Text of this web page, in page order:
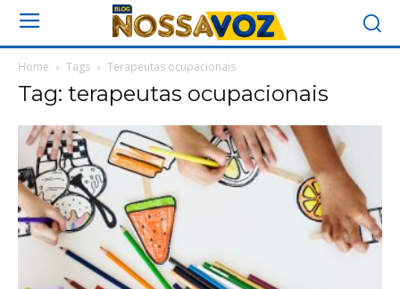
Home Tags Terapeutas ocupacionais
Tag: terapeutas ocupacionais